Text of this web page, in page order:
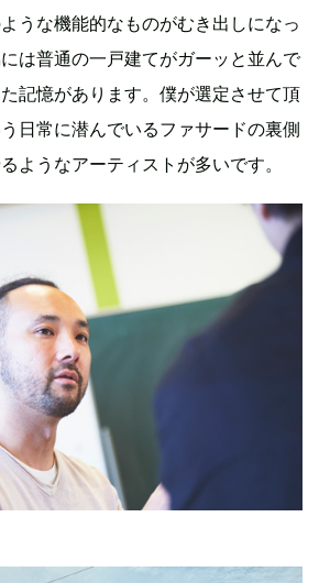
うな機能的なものがむき出しになっ
は普通の一戸建てがガーッと並んで
記憶があります。僕が選定させて頂
日常に潜んでいるファサードの裏側
ようなアーティストが多いです。